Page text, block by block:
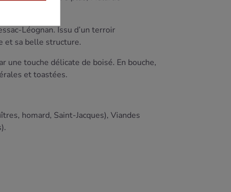
Léognan. Issu d’un terroir
et sa belle structure.
une touche délicate de boisé. En bouche,
et toastées.
homard, Saint-Jacques), Viandes